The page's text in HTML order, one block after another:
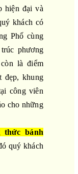
hiện đại và
khách có
Phố cùng
phương
là điểm
đẹp, khung
công viên
cho những
thức bánh
quý khách